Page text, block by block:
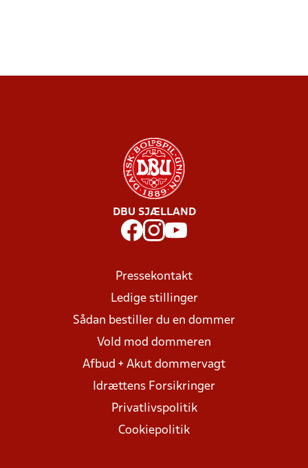
DBU SJÆLLAND
Pressekontakt
Ledige stillinger
Sådan bestiller du en dommer
Vold mod dommeren
Afbud + Akut dommervagt
Idrættens Forsikringer
Privatlivspolitik
Cookiepolitik